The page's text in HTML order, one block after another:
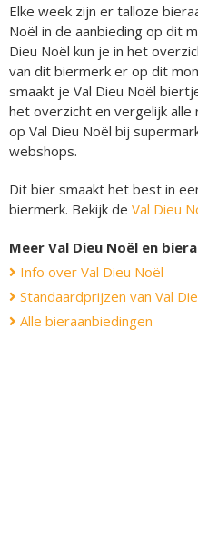
Elke week zijn er talloze
Noël in de aanbieding op dit
Dieu Noël kun je in het
van dit biermerk er op dit
smaakt je Val Dieu Noël
het overzicht en vergelijk alle
op Val Dieu Noël bij
webshops.
Dit bier smaakt het best in
biermerk. Bekijk de Val Dieu
Meer Val Dieu Noël en
Info over Val Dieu Noël
Standaardprijzen van Val
Alle bieraanbiedingen